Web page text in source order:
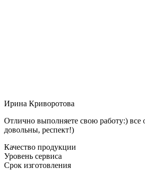
Ирина Криворотова
Отлично выполняете свою работу:) все
довольны, респект!)
Качество продукции
Уровень сервиса
Срок изготовления